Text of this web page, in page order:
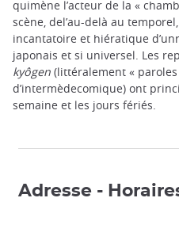
quimène l’acteur de la «
scène, del’au-delà au
incantatoire et hiératique
japonais et si universel. Les
kyôgen (littéralement «
d’intermèdecomique) ont
semaine et les jours fériés.
Adresse -